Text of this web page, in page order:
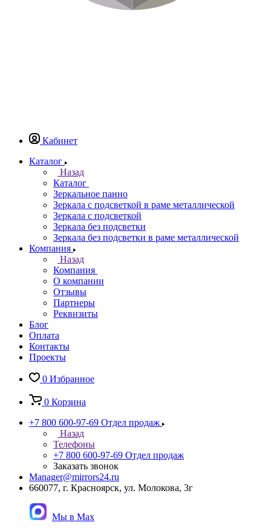
Кабинет
Каталог
Назад
Каталог
Зеркальное панно
Зеркала с подсветкой в раме металлической
Зеркала с подсветкой
Зеркала без подсветки
Зеркала без подсветки в раме металлической
Компания
Назад
Компания
О компании
Отзывы
Партнеры
Реквизиты
Блог
Оплата
Контакты
Проекты
0 Избранное
0 Корзина
+7 800 600-97-69 Отдел продаж
Назад
Телефоны
+7 800 600-97-69 Отдел продаж
Заказать звонок
Manager@mirrors24.ru
660077, г. Красноярск, ул. Молокова, 3г
Мы в Max